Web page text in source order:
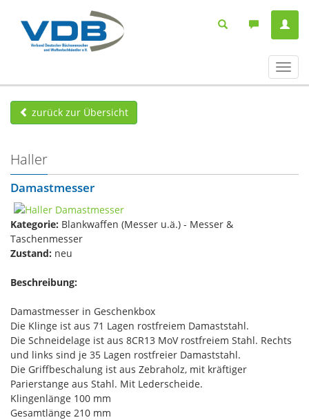
ein-/
zurück zur Übersicht
Haller
Damastmesser
Kategorie: Blankwaffen (Messer u.ä.) - Messer &
Taschenmesser
Zustand: neu
Beschreibung:
Damastmesser in Geschenkbox
Die Klinge ist aus 71 Lagen rostfreiem Damaststahl.
Die Schneidelage ist aus 8CR13 MoV rostfreiem Stahl. Rechts
und links sind je 35 Lagen rostfreier Damaststahl.
Die Griffbeschalung ist aus Zebraholz, mit kräftiger
Parierstange aus Stahl. Mit Lederscheide.
Klingenlänge 100 mm
Gesamtlänge 210 mm